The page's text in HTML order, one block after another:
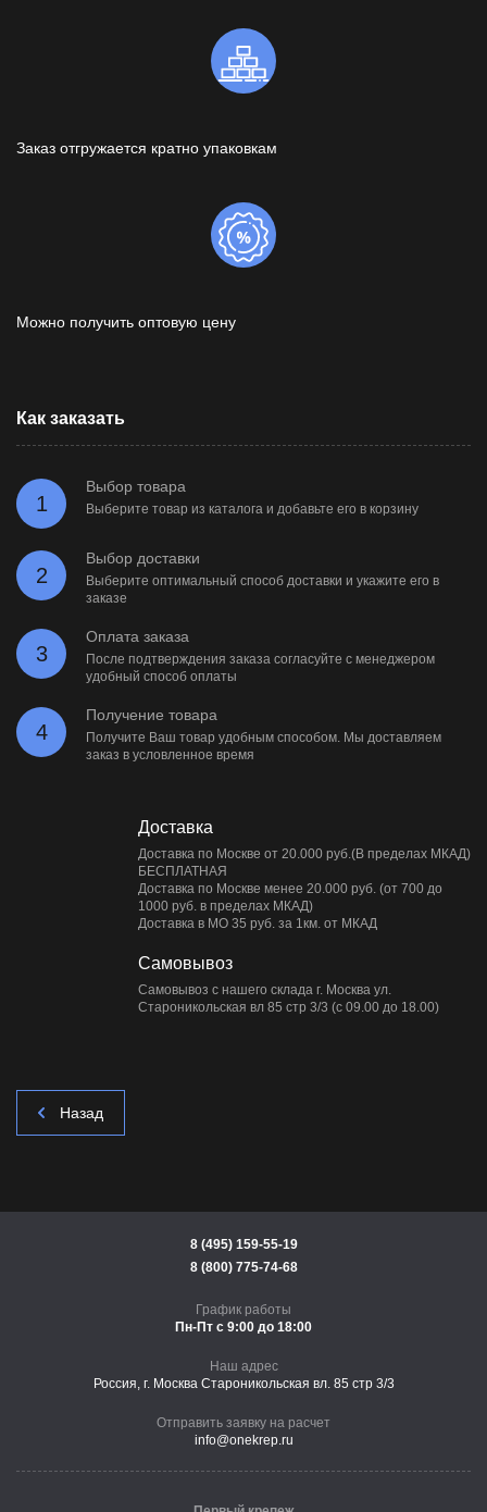
Заказ отгружается кратно упаковкам
Можно получить оптовую цену
Как заказать
1
Выбор товара
Выберите товар из каталога и добавьте его в корзину
2
Выбор доставки
Выберите оптимальный способ доставки и укажите его в
заказе
3
Оплата заказа
После подтверждения заказа согласуйте с менеджером
удобный способ оплаты
4
Получение товара
Получите Ваш товар удобным способом. Мы доставляем
заказ в условленное время
Доставка
Доставка по Москве от 20.000 руб.(В пределах МКАД)
БЕСПЛАТНАЯ
Доставка по Москве менее 20.000 руб. (от 700 до
1000 руб. в пределах МКАД)
Доставка в МО 35 руб. за 1км. от МКАД
Самовывоз
Самовывоз с нашего склада г. Москва ул.
Староникольская вл 85 стр 3/3 (с 09.00 до 18.00)
Назад
8 (495) 159-55-19
8 (800) 775-74-68
График работы
Пн-Пт с 9:00 до 18:00
Наш адрес
Россия, г. Москва Староникольская вл. 85 стр 3/3
Отправить заявку на расчет
info@onekrep.ru